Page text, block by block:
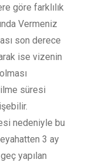
göre farklılık
Vermeniz
son derece
ise vizenin
süresi
nedeniyle bu
3 ay
yapılan